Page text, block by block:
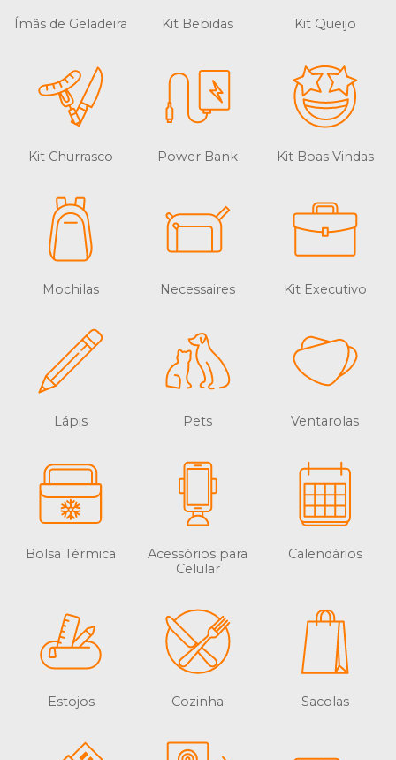
Ímãs de Geladeira Kit Bebidas Kit Queijo
Kit Churrasco Power Bank Kit Boas Vindas
Mochilas Necessaires Kit Executivo
Lápis Pets Ventarolas
Bolsa Térmica
Acessórios para
Celular
Calendários
Estojos Cozinha Sacolas